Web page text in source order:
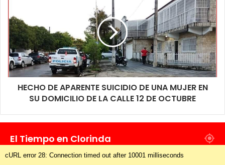
HECHO DE APARENTE SUICIDIO DE UNA MUJER EN
SU DOMICILIO DE LA CALLE 12 DE OCTUBRE
El Tiempo en Clorinda
cURL error 28: Connection timed out after 10001 milliseconds